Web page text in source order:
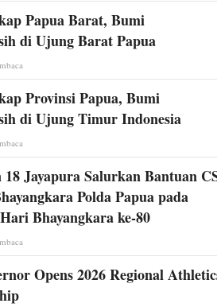
Papua Barat, Bumi
di Ujung Barat Papua
Provinsi Papua, Bumi
di Ujung Timur Indonesia
Jayapura Salurkan Bantuan
Polda Papua pada
Bhayangkara ke-80
Opens 2026 Regional